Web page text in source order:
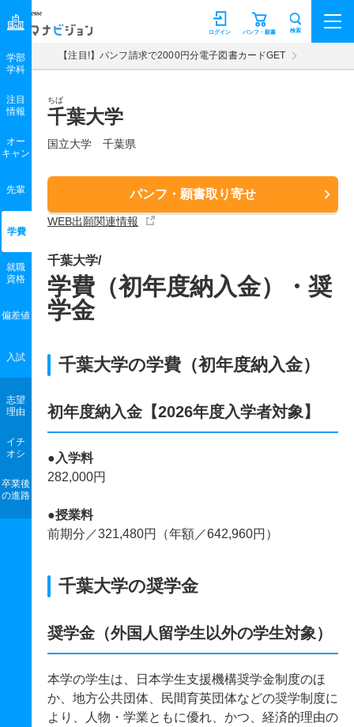
マナビジョン パンフ・願書
ログイン 検索
【注目!】パンフ請求で2000円分電子図書カードGET
ちば
千葉大学
国立大学 千葉県
パンフ・願書取り寄せ
WEB出願関連情報
学部
学科
注目
情報
オー
キャン
先輩
学費
就職
資格
偏差値
入試
志望
理由
イチ
オシ
卒業後
の進路
千葉大学/
学費（初年度納入金）・奨
学金
千葉大学の学費（初年度納入金）
初年度納入金【2026年度入学者対象】
● 入学料
282,000円
●授業料
前期分／321,480円（年額／642,960円）
千葉大学の奨学金
奨学金（外国人留学生以外の学生対象）
本学の学生は、日本学生支援機構奨学金制度のほ
か、地方公共団体、民間育英団体などの奨学制度に
より、人物・学業ともに優れ、かつ、経済的理由の